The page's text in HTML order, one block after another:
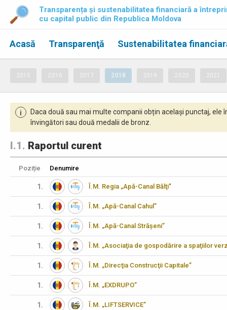
Transparența și sustenabilitatea financiară a
cu capital public din Republica Moldova
Acasă Transparenţă Sustenabilitatea
2018
i
Daca două sau mai multe companii obțin același punctaj,
învingători sau două medalii de bronz.
I.1. Raportul curent
Poziție Denumire
1. Î.M. Regia „Apă-Canal Bălţi"
1. Î.M. „Apă-Canal Cahul”
1. Î.M. „Apă-Canal Strășeni”
1. Î.M. „Asociaţia de gospodărire a spaţiilor
1. Î.M. „Direcţia Construcţii Capitale”
1. Î.M. „EXDRUPO”
1. Î.M. „LIFTSERVICE”